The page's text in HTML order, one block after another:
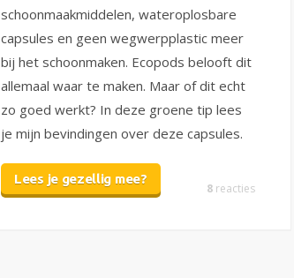
schoonmaakmiddelen, wateroplosbare
capsules en geen wegwerpplastic meer
bij het schoonmaken. Ecopods belooft dit
allemaal waar te maken. Maar of dit echt
zo goed werkt? In deze groene tip lees
je mijn bevindingen over deze capsules.
Lees je gezellig mee?
8 reacties